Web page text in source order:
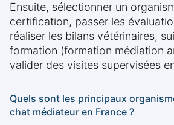
Ensuite, sélectionner un
certification, passer les
réaliser les bilans vétérinaires,
formation (formation médiation
valider des visites supervisées
Quels sont les principaux
chat médiateur en France ?